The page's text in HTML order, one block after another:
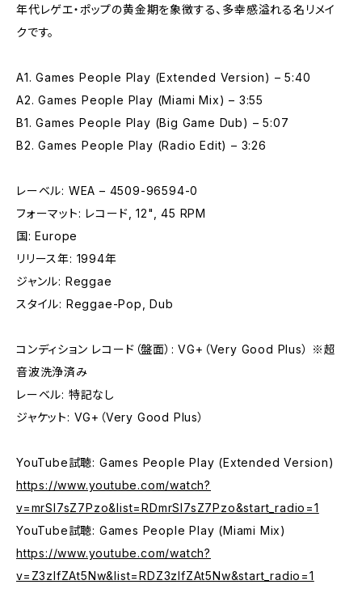
年代レゲエ・ポップの黄金期を象徴する、多幸感溢れる名リメイ
クです。
A1. Games People Play (Extended Version) – 5:40
A2. Games People Play (Miami Mix) – 3:55
B1. Games People Play (Big Game Dub) – 5:07
B2. Games People Play (Radio Edit) – 3:26
レーベル: WEA – 4509-96594-0
フォーマット: レコード, 12", 45 RPM
国: Europe
リリース年: 1994年
ジャンル: Reggae
スタイル: Reggae-Pop, Dub
コンディション レコード（盤面）: VG+（Very Good Plus） ※超
音波洗浄済み
レーベル: 特記なし
ジャケット: VG+（Very Good Plus）
YouTube試聴: Games People Play (Extended Version)
https://www.youtube.com/watch?
v=mrSl7sZ7Pzo&list=RDmrSl7sZ7Pzo&start_radio=1
YouTube試聴: Games People Play (Miami Mix)
https://www.youtube.com/watch?
v=Z3zlfZAt5Nw&list=RDZ3zlfZAt5Nw&start_radio=1